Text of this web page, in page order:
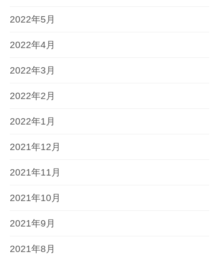
2022年5月
2022年4月
2022年3月
2022年2月
2022年1月
2021年12月
2021年11月
2021年10月
2021年9月
2021年8月